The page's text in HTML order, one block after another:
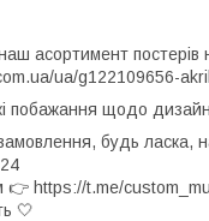
асортимент постерів
ua/g122109656-
побажання щодо
будь ласка,
👉 https://t.me/
🤍